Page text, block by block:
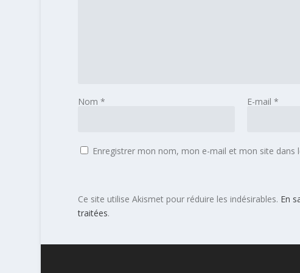
Nom * E-mail *
Enregistrer mon nom, mon e-mail et mon site
Ce site utilise Akismet pour réduire les indésirables. En
traitées.